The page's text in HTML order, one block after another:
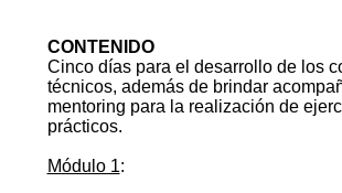
CONTENIDO
Cinco días para el desarrollo de los
técnicos, además de brindar
mentoring para la realización de
prácticos.
Módulo 1: